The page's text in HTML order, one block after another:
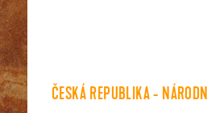
ČESKÁ REPUBLIKA - HOTEL